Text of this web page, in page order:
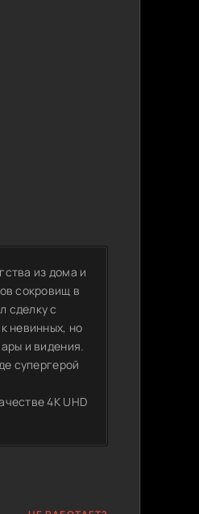
из дома и
сокровищ в
сделку с
невинных, но
и видения.
супергерой
4K UHD